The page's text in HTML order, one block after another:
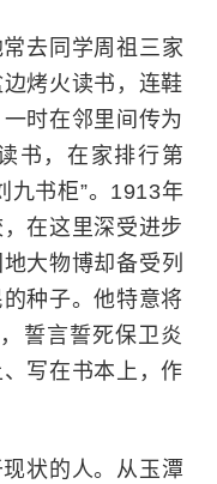
去同学周祖三家
烤火读书，连鞋
时在邻里间传为
书，在家排行第
书柜”。1913年
在这里深受进步
大物博却备受列
种子。他特意将
誓言誓死保卫炎
写在书本上，作
状的人。从玉潭